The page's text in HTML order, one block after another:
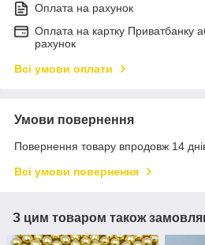
Оплата на рахунок
Оплата на картку Приватбанку
рахунок
Всі умови оплати
Умови повернення
Повернення товару впродовж 14
Всі умови повернення
З цим товаром також